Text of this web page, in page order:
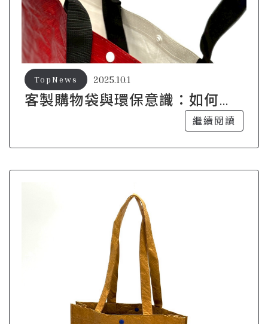
客製購物袋與環保意識：如何讓
2025.10.1
TopNews
繼續閱讀